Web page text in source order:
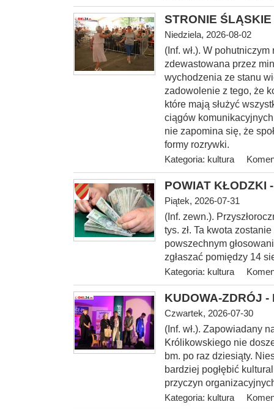
STRONIE
Niedziela, 2026-08-02
(Inf. wł.). W
zdewastowana przez
wychodzenia ze stanu
zadowolenie z tego, że
które mają służyć
ciągów
nie zapomina się, że
formy rozrywki.
Kategoria: kultura
POWIAT KŁODZKI
Piątek, 2026-07-31
(Inf. zewn.).
tys. zł. Ta kwota
powszechnym
zgłaszać pomiędzy 14
Kategoria: kultura
KUDOWA-ZDRÓJ
Czwartek, 2026-07-30
(Inf. wł.). Zapowiadany
Królikowskiego nie
bm. po raz dziesiąty.
bardziej pogłębić
przyczyn
Kategoria: kultura